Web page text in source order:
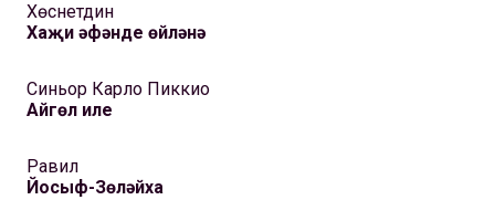
Хөснетдин
Хаҗи әфәнде өйләнә
Синьор Карло Пиккио
Айгөл иле
Равил
Йосыф-Зөләйха